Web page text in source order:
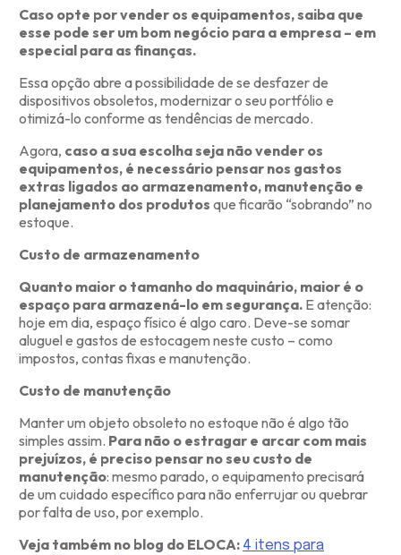
Caso opte por vender os equipamentos, saiba que
esse pode ser um bom negócio para a empresa – em
especial para as finanças.
Essa opção abre a possibilidade de se desfazer de
dispositivos obsoletos, modernizar o seu portfólio e
otimizá-lo conforme as tendências de mercado.
Agora, caso a sua escolha seja não vender os
equipamentos, é necessário pensar nos gastos
extras ligados ao armazenamento, manutenção e
planejamento dos produtos que ficarão “sobrando” no
estoque.
Custo de armazenamento
Quanto maior o tamanho do maquinário, maior é o
espaço para armazená-lo em segurança. E atenção:
hoje em dia, espaço físico é algo caro. Deve-se somar
aluguel e gastos de estocagem neste custo – como
impostos, contas fixas e manutenção.
Custo de manutenção
Manter um objeto obsoleto no estoque não é algo tão
simples assim. Para não o estragar e arcar com mais
prejuízos, é preciso pensar no seu custo de
manutenção: mesmo parado, o equipamento precisará
de um cuidado específico para não enferrujar ou quebrar
por falta de uso, por exemplo.
Veja também no blog do ELOCA: 4 itens para